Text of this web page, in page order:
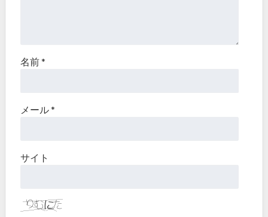
名前*
メール*
サイト